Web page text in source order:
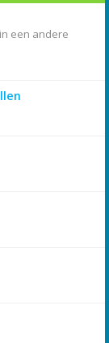
een andere